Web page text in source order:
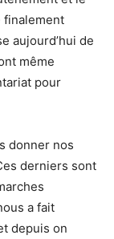
finalement
aujourd’hui de
même
pour
donner nos
derniers sont
a fait
depuis on